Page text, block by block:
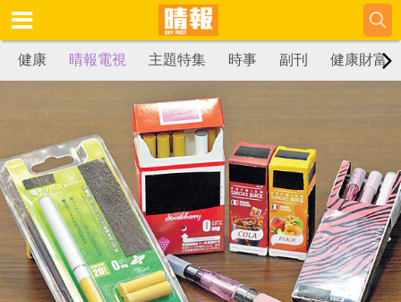
健康 晴報電視 主題特集 時事 副刊 健康財富